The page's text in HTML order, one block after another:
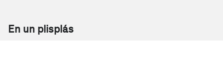
En un plisplás